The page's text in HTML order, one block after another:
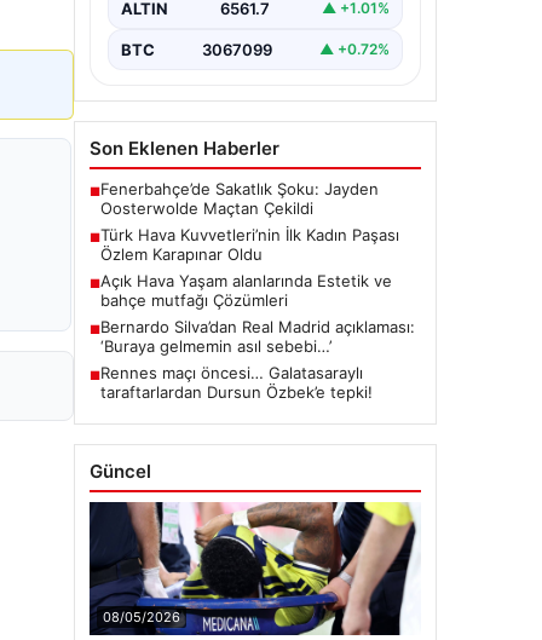
ALTIN 6561.7 ▲ +1.01%
BTC 3067099 ▲ +0.72%
Son Eklenen Haberler
■Fenerbahçe’de Sakatlık Şoku: Jayden
Oosterwolde Maçtan Çekildi
■Türk Hava Kuvvetleri’nin İlk Kadın Paşası
Özlem Karapınar Oldu
■Açık Hava Yaşam alanlarında Estetik ve
bahçe mutfağı Çözümleri
■Bernardo Silva’dan Real Madrid açıklaması:
‘Buraya gelmemin asıl sebebi…’
■Rennes maçı öncesi… Galatasaraylı
taraftarlardan Dursun Özbek’e tepki!
Güncel
08/05/2026